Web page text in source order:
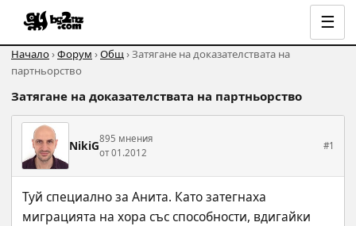
☰
Начало›Форум ›Общ› Затягане на доказателствата на
партньорство
Затягане на доказателствата на партньорство
NikiG895 мнения
от 01.2012
#1
Туй специално за Анита. Като затегнаха
миграцията на хора със способности, вдигайки